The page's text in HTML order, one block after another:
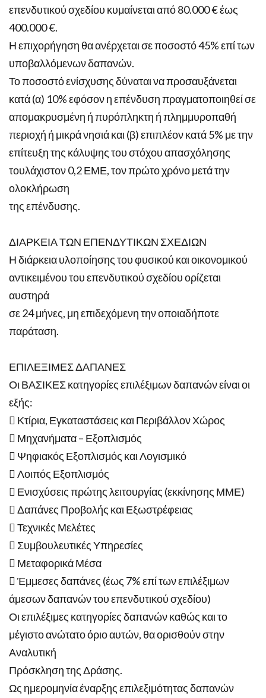
επενδυτικού σχεδίου κυμαίνεται από 80.000 € έως
400.000 €.
Η επιχορήγηση θα ανέρχεται σε ποσοστό 45% επί των
υποβαλλόμενων δαπανών.
Το ποσοστό ενίσχυσης δύναται να προσαυξάνεται
κατά (α) 10% εφόσον η επένδυση πραγματοποιηθεί σε
απομακρυσμένη ή πυρόπληκτη ή πλημμυροπαθή
περιοχή ή μικρά νησιά και (β) επιπλέον κατά 5% με την
επίτευξη της κάλυψης του στόχου απασχόλησης
τουλάχιστον 0,2 ΕΜΕ, τον πρώτο χρόνο μετά την
ολοκλήρωση
της επένδυσης.
ΔΙΑΡΚΕΙΑ ΤΩΝ ΕΠΕΝΔΥΤΙΚΩΝ ΣΧΕΔΙΩΝ
Η διάρκεια υλοποίησης του φυσικού και οικονομικού
αντικειμένου του επενδυτικού σχεδίου ορίζεται
αυστηρά
σε 24 μήνες, μη επιδεχόμενη την οποιαδήποτε
παράταση.
ΕΠΙΛΕΞΙΜΕΣ ΔΑΠΑΝΕΣ
Οι ΒΑΣΙΚΕΣ κατηγορίες επιλέξιμων δαπανών είναι οι
εξής:
 Κτίρια, Εγκαταστάσεις και Περιβάλλον Χώρος
 Μηχανήματα – Εξοπλισμός
 Ψηφιακός Εξοπλισμός και Λογισμικό
 Λοιπός Εξοπλισμός
 Ενισχύσεις πρώτης λειτουργίας (εκκίνησης ΜΜΕ)
 Δαπάνες Προβολής και Εξωστρέφειας
 Τεχνικές Μελέτες
 Συμβουλευτικές Υπηρεσίες
 Μεταφορικά Μέσα
 Έμμεσες δαπάνες (έως 7% επί των επιλέξιμων
άμεσων δαπανών του επενδυτικού σχεδίου)
Οι επιλέξιμες κατηγορίες δαπανών καθώς και το
μέγιστο ανώτατο όριο αυτών, θα ορισθούν στην
Αναλυτική
Πρόσκληση της Δράσης.
Ως ημερομηνία έναρξης επιλεξιμότητας δαπανών